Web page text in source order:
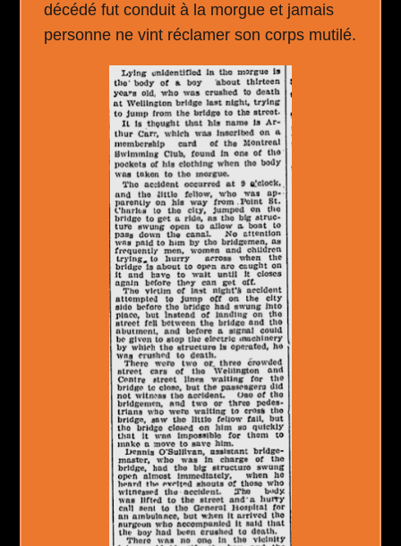
décédé fut conduit à la morgue et jamais
personne ne vint réclamer son corps mutilé.